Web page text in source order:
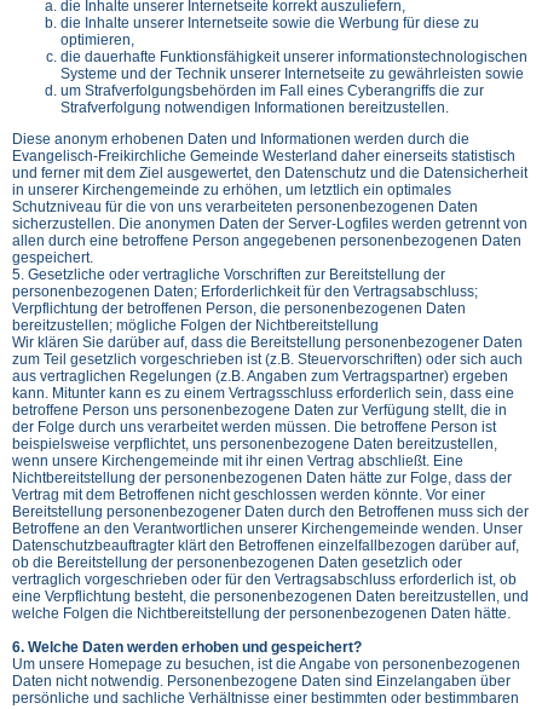
die Inhalte unserer Internetseite korrekt auszuliefern,
die Inhalte unserer Internetseite sowie die Werbung für diese zu
optimieren,
die dauerhafte Funktionsfähigkeit unserer informationstechnologischen
Systeme und der Technik unserer Internetseite zu gewährleisten sowie
um Strafverfolgungsbehörden im Fall eines Cyberangriffs die zur
Strafverfolgung notwendigen Informationen bereitzustellen.
Diese anonym erhobenen Daten und Informationen werden durch die
Evangelisch-Freikirchliche Gemeinde Westerland daher einerseits statistisch
und ferner mit dem Ziel ausgewertet, den Datenschutz und die Datensicherheit
in unserer Kirchengemeinde zu erhöhen, um letztlich ein optimales
Schutzniveau für die von uns verarbeiteten personenbezogenen Daten
sicherzustellen. Die anonymen Daten der Server-Logfiles werden getrennt von
allen durch eine betroffene Person angegebenen personenbezogenen Daten
gespeichert.
5. Gesetzliche oder vertragliche Vorschriften zur Bereitstellung der
personenbezogenen Daten; Erforderlichkeit für den Vertragsabschluss;
Verpflichtung der betroffenen Person, die personenbezogenen Daten
bereitzustellen; mögliche Folgen der Nichtbereitstellung
Wir klären Sie darüber auf, dass die Bereitstellung personenbezogener Daten
zum Teil gesetzlich vorgeschrieben ist (z.B. Steuervorschriften) oder sich auch
aus vertraglichen Regelungen (z.B. Angaben zum Vertragspartner) ergeben
kann. Mitunter kann es zu einem Vertragsschluss erforderlich sein, dass eine
betroffene Person uns personenbezogene Daten zur Verfügung stellt, die in
der Folge durch uns verarbeitet werden müssen. Die betroffene Person ist
beispielsweise verpflichtet, uns personenbezogene Daten bereitzustellen,
wenn unsere Kirchengemeinde mit ihr einen Vertrag abschließt. Eine
Nichtbereitstellung der personenbezogenen Daten hätte zur Folge, dass der
Vertrag mit dem Betroffenen nicht geschlossen werden könnte. Vor einer
Bereitstellung personenbezogener Daten durch den Betroffenen muss sich der
Betroffene an den Verantwortlichen unserer Kirchengemeinde wenden. Unser
Datenschutzbeauftragter klärt den Betroffenen einzelfallbezogen darüber auf,
ob die Bereitstellung der personenbezogenen Daten gesetzlich oder
vertraglich vorgeschrieben oder für den Vertragsabschluss erforderlich ist, ob
eine Verpflichtung besteht, die personenbezogenen Daten bereitzustellen, und
welche Folgen die Nichtbereitstellung der personenbezogenen Daten hätte.
6. Welche Daten werden erhoben und gespeichert?
Um unsere Homepage zu besuchen, ist die Angabe von personenbezogenen
Daten nicht notwendig. Personenbezogene Daten sind Einzelangaben über
persönliche und sachliche Verhältnisse einer bestimmten oder bestimmbaren